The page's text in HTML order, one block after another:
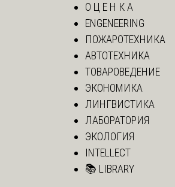
О Ц Е Н К А
ENGENEERING
ПОЖАРОТЕХНИКА
АВТОТЕХНИКА
ТОВАРОВЕДЕНИЕ
ЭКОНОМИКА
ЛИНГВИСТИКА
ЛАБОРАТОРИЯ
ЭКОЛОГИЯ
INTELLECT
📚 LIBRARY